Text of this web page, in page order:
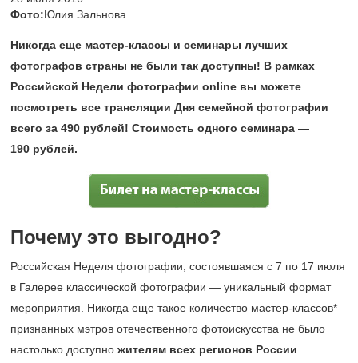
Фото:Юлия Зальнова
Никогда еще мастер-классы и семинары лучших
фотографов страны не были так доступны! В рамках
Российской Недели фотографии online вы можете
посмотреть все трансляции Дня семейной фотографии
всего за 490 рублей!​ Стоимость одного семинара —
190 рублей.
Почему это выгодно?
Российская Неделя фотографии, состоявшаяся с 7 по 17 июля
в Галерее классической фотографии — уникальный формат
мероприятия. Никогда еще такое количество мастер-классов*
признанных мэтров отечественного фотоискусства не было
настолько доступно жителям всех регионов России